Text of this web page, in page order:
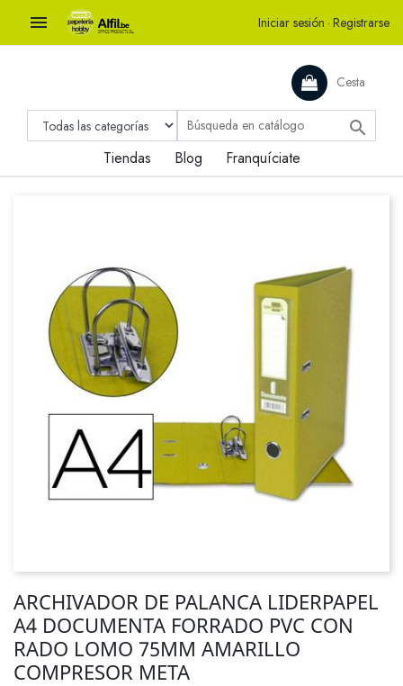
 Iniciar sesión · Registrarse
Cesta

Tiendas Blog Franquíciate
ARCHIVADOR DE PALANCA LIDERPAPEL
A4 DOCUMENTA FORRADO PVC CON
RADO LOMO 75MM AMARILLO
COMPRESOR META